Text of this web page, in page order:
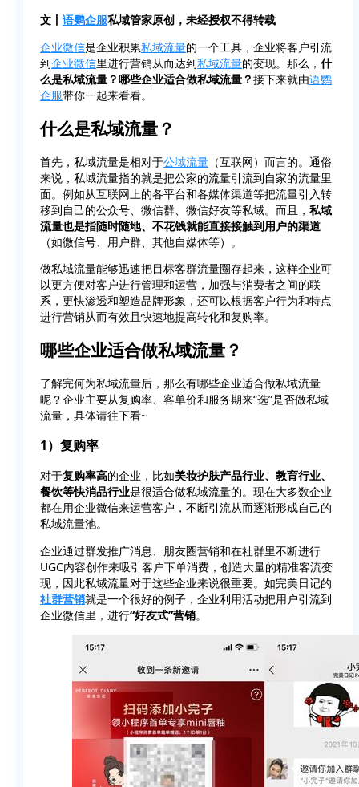
文丨 语鹦企服私域管家原创，未经授权不得转载
企业微信是企业积累私域流量的一个工具，企业将客户引流
到企业微信里进行营销从而达到私域流量的变现。那么， 什
么是私域流量？哪些企业适合做私域流量？接下来就由语鹦
企服带你一起来看看。
什么是私域流量？
首先，私域流量是相对于公域流量 （互联网）而言的。通俗
来说，私域流量指的就是把公家的流量引流到自家的流量里
面。例如从互联网上的各平台和各媒体渠道等把流量引入转
移到自己的公众号、微信群、微信好友等私域。而且， 私域
流量也是指随时随地、不花钱就能直接接触到用户的渠道
（如微信号、用户群、其他自媒体等）。
做私域流量能够迅速把目标客群流量圈存起来，这样企业可
以更方便对客户进行管理和运营，加强与消费者之间的联
系，更快渗透和塑造品牌形象，还可以根据客户行为和特点
进行营销从而有效且快速地提高转化和复购率。
哪些企业适合做私域流量？
了解完何为私域流量后，那么有哪些企业适合做私域流量
呢？企业主要从复购率、客单价和服务期来“选”是否做私域
流量，具体请往下看~
1）复购率
对于复购率高的企业，比如美妆护肤产品行业、教育行业、
餐饮等快消品行业是很适合做私域流量的。现在大多数企业
都在用企业微信来运营客户，不断引流从而逐渐形成自己的
私域流量池。
企业通过群发推广消息、朋友圈营销和在社群里不断进行
UGC内容创作来吸引客户下单消费，创造大量的精准客流变
现，因此私域流量对于这些企业来说很重要。如完美日记的
社群营销就是一个很好的例子，企业利用活动把用户引流到
企业微信里，进行“好友式”营销。